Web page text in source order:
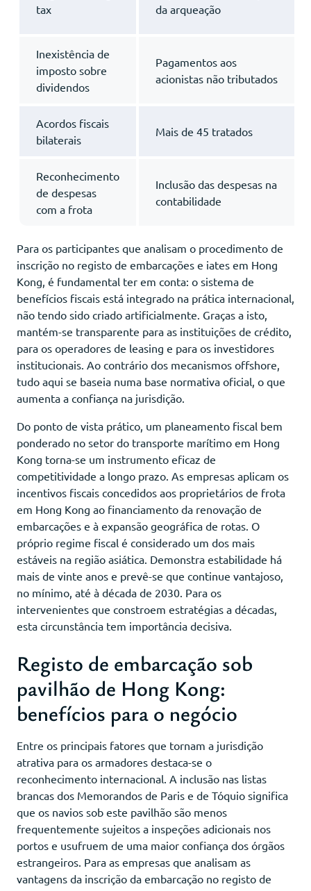
tax
da arqueação
Inexistência de
imposto sobre
dividendos
Pagamentos aos
acionistas não tributados
Acordos fiscais
bilaterais
Mais de 45 tratados
Reconhecimento
de despesas
com a frota
Inclusão das despesas na
contabilidade
Para os participantes que analisam o procedimento de
inscrição no registo de embarcações e iates em Hong
Kong, é fundamental ter em conta: o sistema de
benefícios fiscais está integrado na prática internacional,
não tendo sido criado artificialmente. Graças a isto,
mantém-se transparente para as instituições de crédito,
para os operadores de leasing e para os investidores
institucionais. Ao contrário dos mecanismos offshore,
tudo aqui se baseia numa base normativa oficial, o que
aumenta a confiança na jurisdição.
Do ponto de vista prático, um planeamento fiscal bem
ponderado no setor do transporte marítimo em Hong
Kong torna-se um instrumento eficaz de
competitividade a longo prazo. As empresas aplicam os
incentivos fiscais concedidos aos proprietários de frota
em Hong Kong ao financiamento da renovação de
embarcações e à expansão geográfica de rotas. O
próprio regime fiscal é considerado um dos mais
estáveis na região asiática. Demonstra estabilidade há
mais de vinte anos e prevê-se que continue vantajoso,
no mínimo, até à década de 2030. Para os
intervenientes que constroem estratégias a décadas,
esta circunstância tem importância decisiva.
Registo de embarcação sob
pavilhão de Hong Kong:
benefícios para o negócio
Entre os principais fatores que tornam a jurisdição
atrativa para os armadores destaca-se o
reconhecimento internacional. A inclusão nas listas
brancas dos Memorandos de Paris e de Tóquio significa
que os navios sob este pavilhão são menos
frequentemente sujeitos a inspeções adicionais nos
portos e usufruem de uma maior confiança dos órgãos
estrangeiros. Para as empresas que analisam as
vantagens da inscrição da embarcação no registo de